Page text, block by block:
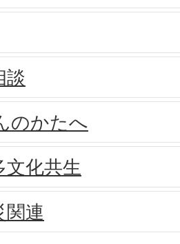
談
のかたへ
文化共生
関連